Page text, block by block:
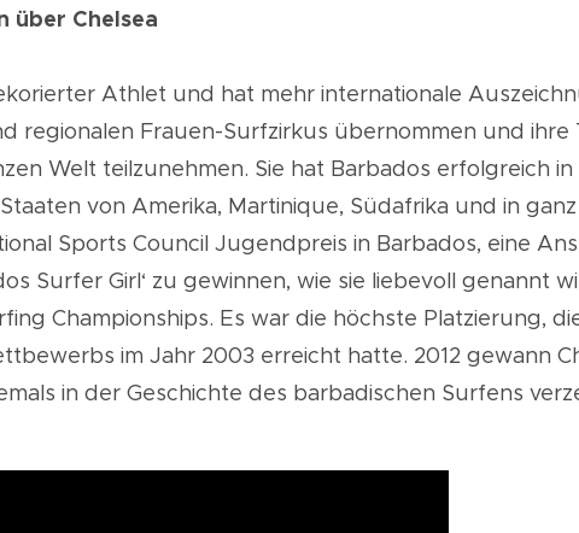
über Chelsea
Athlet und hat mehr internationale
regionalen Frauen-Surfzirkus übernommen und
Welt teilzunehmen. Sie hat Barbados erfolgreich
von Amerika, Martinique, Südafrika und in
Sports Council Jugendpreis in Barbados, eine
Surfer Girl‘ zu gewinnen, wie sie liebevoll genannt
Championships. Es war die höchste Platzierung,
im Jahr 2003 erreicht hatte. 2012 gewann
in der Geschichte des barbadischen Surfens